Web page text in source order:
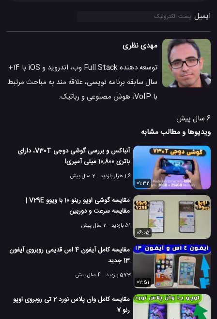
ایمیل
مهدی نظری
توسعه دهنده Full Stack وب، اندروید و iOS با 14+
سال سابقه برنامه نویسی، علاقه مند به مباحث مرتبط
با VoIP، هوش مصنوعی و رباتیک.
6 سال پیش
ویدیوها و مطالب مشابه
آنباکس و بررسی گوشی دوجی V30T، دارای
باتری 10,800 میلی آمپری!
1.6 هزار بازدید
2 سال پیش
01:32
مقایسه گوشی اوپو رینو 10 با ویوو V29E |
مقایسه سرعت و دوربین
51 بازدید
2 سال پیش
06:05
مقایسه کامل آیفون 4 اس قدیمی روبروی آیفون
13 جدید
573 بازدید
4 سال پیش
02:51
مقایسه کامل وان پلاس نورد 2 تی روبروی اوپو
رنو 7